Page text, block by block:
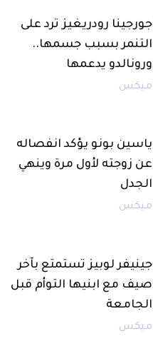
جورجينا رودريغيز ترد على
التنمر بسبب جسمها..
ورونالدو يدعمها
ميكس
ياسين بونو يؤكد انفصاله
عن زوجته لأول مرة وينهي
الجدل
ميكس
جينيفر لوبيز تستمتع بآخر
صيف مع ابنيها التوأم قبل
الجامعة
ميكس